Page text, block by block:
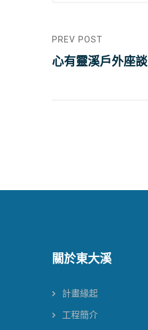
PREV POST
心有靈溪戶外座談
關於東大溪
計畫緣起
工程簡介